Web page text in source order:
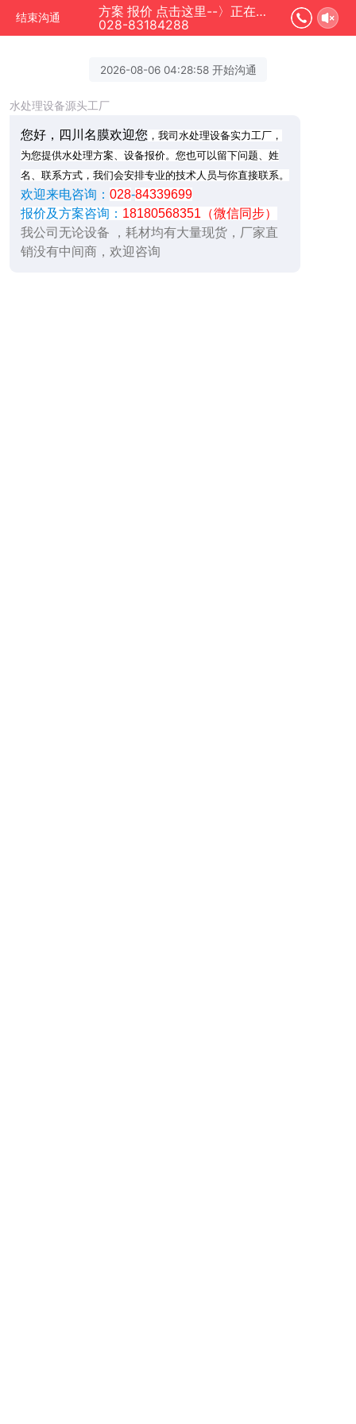
结束沟通
方案 报价 点击这里--〉正在为您服务
028-83184288
2026-08-06 04:28:58 开始沟通
水处理设备源头工厂
您好，四川名膜欢迎您 ，我司水处理设备实力工厂，
为您提供水处理方案、设备报价。您也可以留下问题、姓
名、联系方式，我们会安排专业的技术人员与你直接联系。
欢迎来电咨询： 028-84339699
报价及方案咨询： 18180568351（微信同步）
我公司无论设备 ，耗材均有大量现货，厂家直
销没有中间商，欢迎咨询